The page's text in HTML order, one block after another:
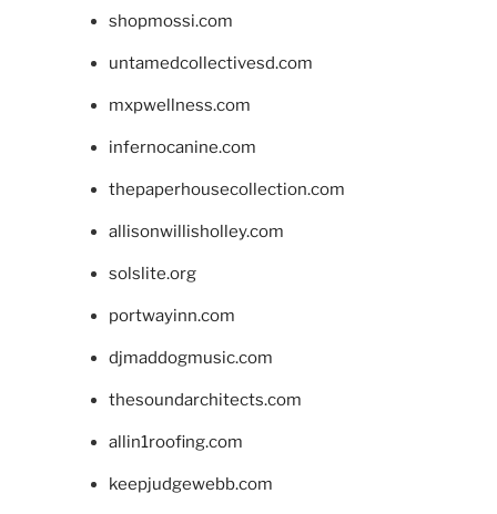
shopmossi.com
untamedcollectivesd.com
mxpwellness.com
infernocanine.com
thepaperhousecollection.com
allisonwillisholley.com
solslite.org
portwayinn.com
djmaddogmusic.com
thesoundarchitects.com
allin1roofing.com
keepjudgewebb.com